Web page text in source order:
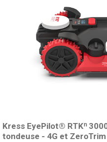
Kress EyePilot® RTKⁿ
tondeuse - 4G et ZeroTrim